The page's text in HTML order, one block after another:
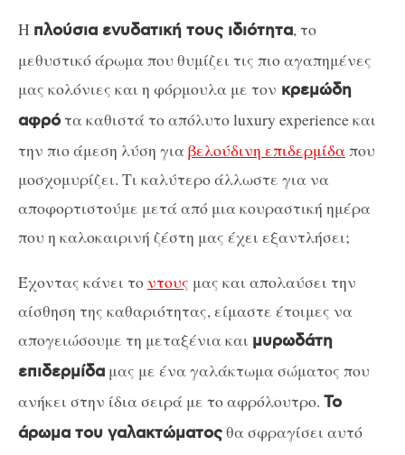
Η πλούσια ενυδατική τους ιδιότητα, το
μεθυστικό άρωμα που θυμίζει τις πιο αγαπημένες
μας κολόνιες και η φόρμουλα με τον κρεμώδη
αφρότα καθιστά το απόλυτο luxury experience και
την πιο άμεση λύση γιαβελούδινη επιδερμίδαπου
μοσχομυρίζει. Τι καλύτερο άλλωστε για να
αποφορτιστούμε μετά από μια κουραστική ημέρα
που η καλοκαιρινή ζέστη μας έχει εξαντλήσει;
Έχοντας κάνει τοντους μας και απολαύσει την
αίσθηση της καθαριότητας, είμαστε έτοιμες να
απογειώσουμε τη μεταξένια και μυρωδάτη
επιδερμίδα μας με ένα γαλάκτωμα σώματος που
ανήκει στην ίδια σειρά με το αφρόλουτρο. Το
άρωμα του γαλακτώματοςθα σφραγίσει αυτό